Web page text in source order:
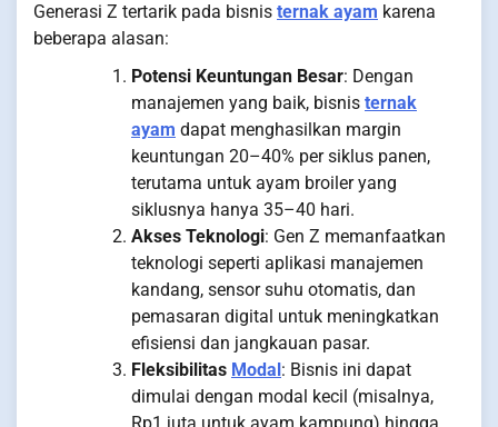
Generasi Z tertarik pada bisnis ternak ayam karena
beberapa alasan:
Potensi Keuntungan Besar: Dengan
manajemen yang baik, bisnis ternak
ayam dapat menghasilkan margin
keuntungan 20–40% per siklus panen,
terutama untuk ayam broiler yang
siklusnya hanya 35–40 hari.
Akses Teknologi: Gen Z memanfaatkan
teknologi seperti aplikasi manajemen
kandang, sensor suhu otomatis, dan
pemasaran digital untuk meningkatkan
efisiensi dan jangkauan pasar.
Fleksibilitas Modal: Bisnis ini dapat
dimulai dengan modal kecil (misalnya,